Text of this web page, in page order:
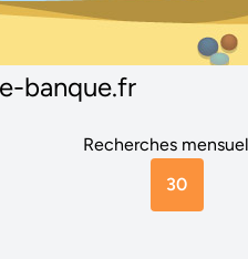
banque.fr
Recherches
30